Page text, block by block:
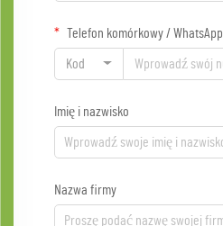
Telefon komórkowy / WhatsApp
Kod
Imię i nazwisko
Nazwa firmy